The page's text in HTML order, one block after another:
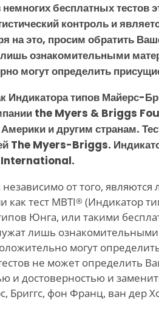
бесплатных тестов
контроль и
на это, просим обратить
ознакомительными
могут определить
Индикатора типов Майерс-
the Myers & Briggs
и другим странам.
The Myers-Briggs.
International.
от того, являются
тест MBTI® (Индикатор
Юнга, или такими
лишь
могут
не может определить
и достоверностью и
Бриггс, фон Франц, ван дер